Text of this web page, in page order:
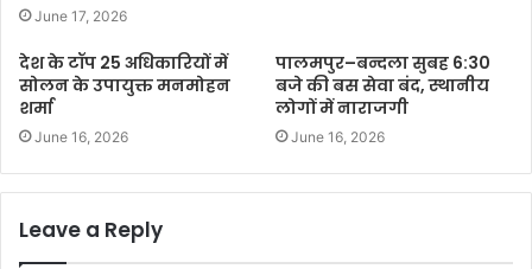
June 17, 2026
देश के टॉप 25 अधिकारियों में
सोलन के उपायुक्त मनमोहन
शर्मा
June 16, 2026
पालमपुर–बन्दला सुबह 6:30
बजे की बस सेवा बंद, स्थानीय
लोगों में नाराजगी
June 16, 2026
Leave a Reply